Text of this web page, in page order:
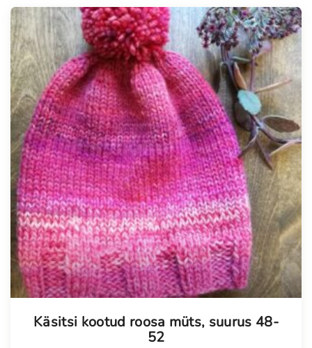
Käsitsi kootud roosa müts, suurus 48-
52